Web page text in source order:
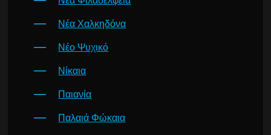
Νέα Χαλκηδόνα
Νέο Ψυχικό
Νίκαια
Παιανία
Παλαιά Φώκαια